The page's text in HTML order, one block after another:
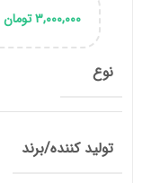
۳,۰۰۰,۰۰۰تومان
نوع
تولید کننده/برند